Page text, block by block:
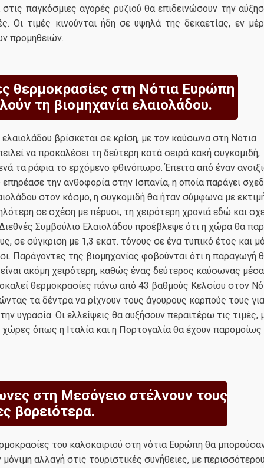
παγκόσμιες αγορές ρυζιού θα επιδεινώσουν την
Οι τιμές κινούνται ήδη σε υψηλά της δεκαετίας, εν
προμηθειών.
θερμοκρασίες στη Νότια Ευρώπη
τη βιομηχανία ελαιολάδου.
ελαιολάδου βρίσκεται σε κρίση, με τον καύσωνα στη Νότια
να προκαλέσει τη δεύτερη κατά σειρά κακή συγκομιδή,
τα ράφια το ερχόμενο φθινόπωρο. Έπειτα από έναν
την ανθοφορία στην Ισπανία, η οποία παράγει
στον κόσμο, η συγκομιδή θα ήταν σύμφωνα με
σε σχέση με πέρυσι, τη χειρότερη χρονιά εδώ και
Συμβούλιο Ελαιολάδου προέβλεψε ότι η χώρα θα
σε σύγκριση με 1,3 εκατ. τόνους σε ένα τυπικό έτος και
Παράγοντες της βιομηχανίας φοβούνται ότι η παραγωγή
ακόμη χειρότερη, καθώς ένας δεύτερος καύσωνας
θερμοκρασίες πάνω από 43 βαθμούς Κελσίου στον
τα δέντρα να ρίχνουν τους άγουρους καρπούς τους
υγρασία. Οι ελλείψεις θα αυξήσουν περαιτέρω τις τιμές,
χώρες όπως η Ιταλία και η Πορτογαλία θα έχουν
στη Μεσόγειο στέλνουν τους
βορειότερα.
του καλοκαιριού στη νότια Ευρώπη θα
αλλαγή στις τουριστικές συνήθειες, με